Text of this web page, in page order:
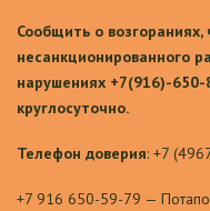
Сообщить о
несанкционированного
нарушениях +7(916)-
круглосуточно.
Телефон доверия: +7
+7 916 650-59-79 —